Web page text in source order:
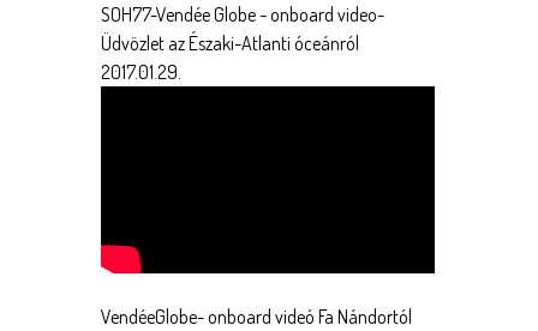
SOH77-Vendée Globe - onboard video-
Üdvözlet az Északi-Atlanti óceánról
2017.01.29.
VendéeGlobe- onboard videó Fa Nándortól